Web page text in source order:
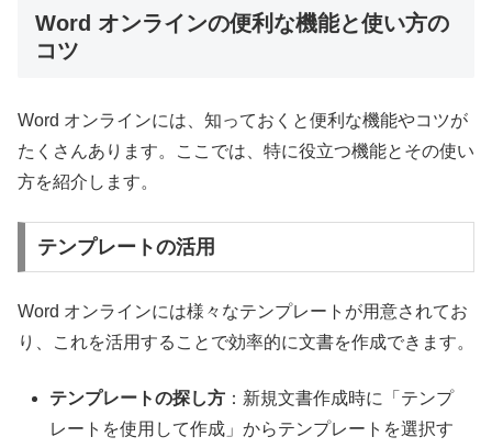
Word オンラインの便利な機能と使い方の
コツ
Word オンラインには、知っておくと便利な機能やコツが
たくさんあります。ここでは、特に役立つ機能とその使い
方を紹介します。
テンプレートの活用
Word オンラインには様々なテンプレートが用意されてお
り、これを活用することで効率的に文書を作成できます。
テンプレートの探し方 ：新規文書作成時に「テンプ
レートを使用して作成」からテンプレートを選択す